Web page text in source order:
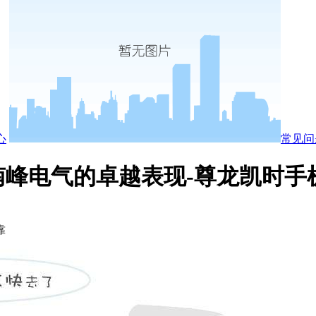
常见
电气的卓越表现-尊龙凯时手